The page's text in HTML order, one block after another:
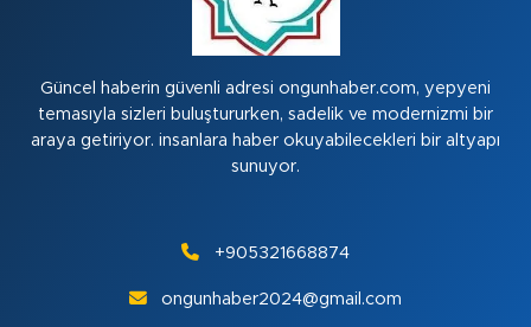
Güncel haberin güvenli adresi ongunhaber.com, yepyeni
temasıyla sizleri buluştururken, sadelik ve modernizmi bir
araya getiriyor. insanlara haber okuyabilecekleri bir altyapı
sunuyor.
+905321668874
ongunhaber2024@gmail.com